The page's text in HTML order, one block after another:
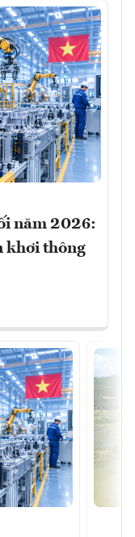
năm 2026:
khơi thông